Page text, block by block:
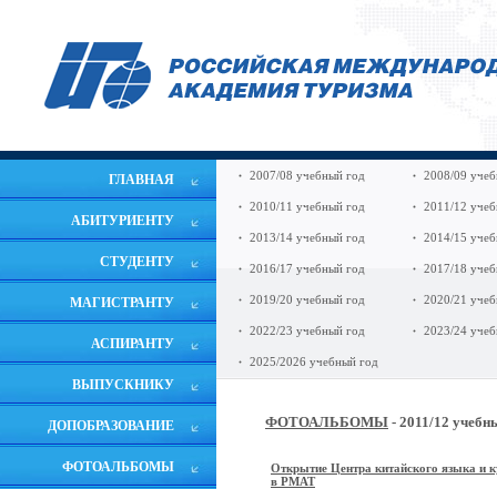
ГЛАВНАЯ
АБИТУРИЕНТУ
СТУДЕНТУ
МАГИСТРАНТУ
АСПИРАНТУ
ВЫПУСКНИКУ
ДОПОБРАЗОВАНИЕ
ФОТОАЛЬБОМЫ
2007/08 учебный год 2008/09
2010/11 учебный год 2011/12
2013/14 учебный год 2014/15
2016/17 учебный год 2017/18
2019/20 учебный год 2020/21
2022/23 учебный год 2023/24
2025/2026 учебный год
ФОТОАЛЬБОМЫ - 2011/12
Открытие Центра китайского языка и
в РМАТ